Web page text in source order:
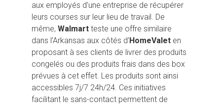
aux employés d’une entreprise de récupérer
leurs courses sur leur lieu de travail. De
même, Walmart teste une offre similaire
dans l’Arkansas aux côtés d’ HomeValet en
proposant à ses clients de livrer des produits
congelés ou des produits frais dans des box
prévues à cet effet. Les produits sont ainsi
accessibles 7j/7 24h/24. Ces initiatives
facilitant le sans-contact permettent de